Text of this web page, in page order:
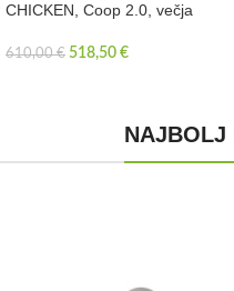
CHICKEN, Coop 2.0, večja
610,00€ 518,50 €
NAJBOLJ